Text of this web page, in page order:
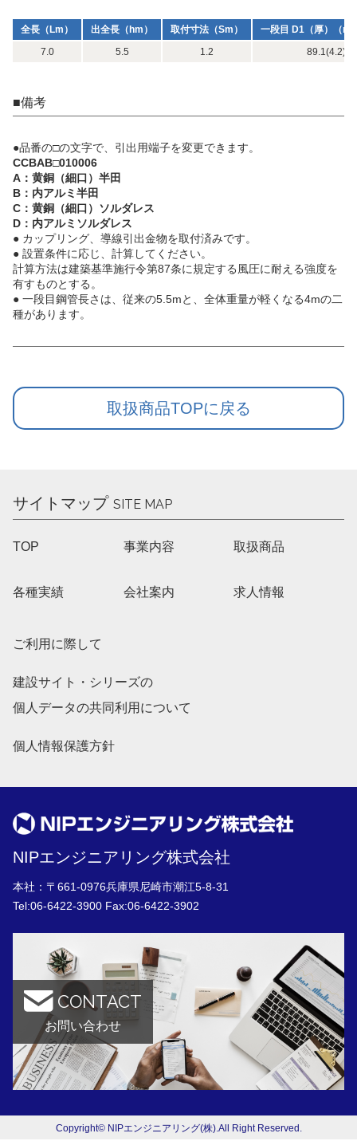
全長（Lm） 出全長（hm） 取付寸法（Sm）
一段目 D1（厚）（
7.0
5.5 1.2 89.1(4.2) x
■備考
●品番の□の文字で、引出用端子を変更できます。
CCBAB□010006
A：黄銅（細口）半田
B：内アルミ半田
C：黄銅（細口）ソルダレス
D：内アルミソルダレス
● カップリング、導線引出金物を取付済みです。
● 設置条件に応じ、計算してください。
計算方法は建築基準施行令第87条に規定する風圧に耐える強度を
有すものとする。
● 一段目鋼管長さは、従来の5.5mと、全体重量が軽くなる4mの二
種があります。
取扱商品TOPに戻る
サイトマップ SITE MAP
TOP 事業内容 取扱商品
各種実績 会社案内 求人情報
ご利用に際して
建設サイト・シリーズの
個人データの共同利用について
個人情報保護方針
NIPエンジニアリング株式会社
本社：〒661-0976兵庫県尼崎市潮江5-8-31
Tel:06-6422-3900 Fax:06-6422-3902
CONTACT
お問い合わせ
Copyright© NIPエンジニアリング(株).All Right Reserved.